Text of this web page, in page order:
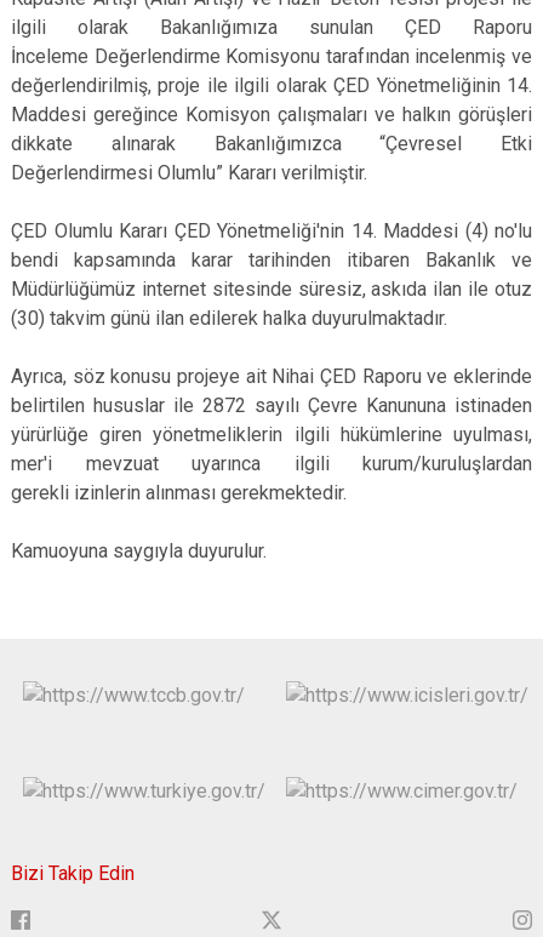
ilgili olarak Bakanlığımıza sunulan ÇED Raporu
İnceleme Değerlendirme Komisyonu tarafından incelenmiş ve
değerlendirilmiş, proje ile ilgili olarak ÇED Yönetmeliğinin 14.
Maddesi gereğince Komisyon çalışmaları ve halkın görüşleri
dikkate alınarak Bakanlığımızca “Çevresel Etki
Değerlendirmesi Olumlu” Kararı verilmiştir.
ÇED Olumlu Kararı ÇED Yönetmeliği'nin 14. Maddesi (4) no'lu
bendi kapsamında karar tarihinden itibaren Bakanlık ve
Müdürlüğümüz internet sitesinde süresiz, askıda ilan ile otuz
(30) takvim günü ilan edilerek halka duyurulmaktadır.
Ayrıca, söz konusu projeye ait Nihai ÇED Raporu ve eklerinde
belirtilen hususlar ile 2872 sayılı Çevre Kanununa istinaden
yürürlüğe giren yönetmeliklerin ilgili hükümlerine uyulması,
mer'i mevzuat uyarınca ilgili kurum/kuruluşlardan
gerekli izinlerin alınması gerekmektedir.
Kamuoyuna saygıyla duyurulur.
Bizi Takip Edin